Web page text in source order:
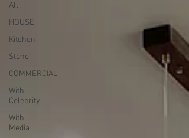
All
HOUSE
Kitchen
Stone
COMMERCIAL
With
Celebrity
With
Media